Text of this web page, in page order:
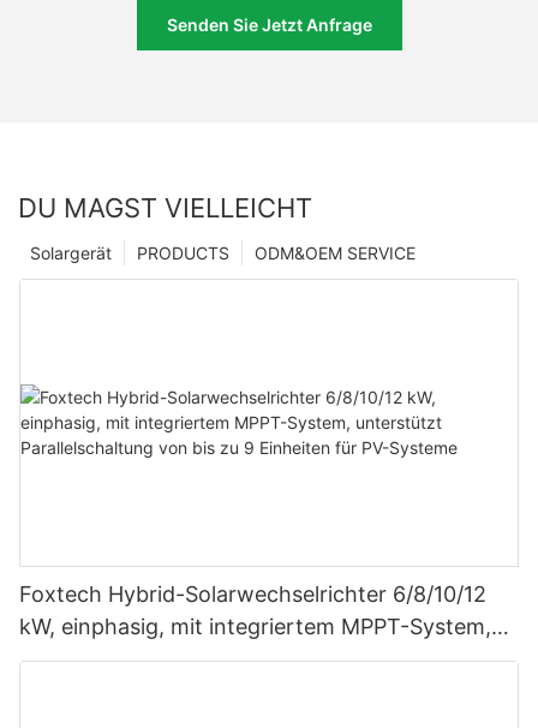
Senden Sie Jetzt Anfrage
DU MAGST VIELLEICHT
ODM&OEM SERVICE
PRODUCTS
Solargerät
Foxtech Hybrid-Solarwechselrichter 6/8/10/12
kW, einphasig, mit integriertem MPPT-System,
unterstützt Parallelschaltung von bis zu 9